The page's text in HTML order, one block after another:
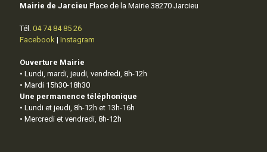
Mairie de Jarcieu Place de la Mairie 38270 Jarcieu
Tél. 04 74 84 85 26
Facebook | Instagram
Ouverture Mairie
• Lundi, mardi, jeudi, vendredi, 8h-12h
• Mardi 15h30-18h30
Une permanence téléphonique
• Lundi et jeudi, 8h-12h et 13h-16h
• Mercredi et vendredi, 8h-12h